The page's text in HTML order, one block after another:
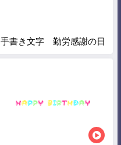
手書き文字 勤労感謝の日